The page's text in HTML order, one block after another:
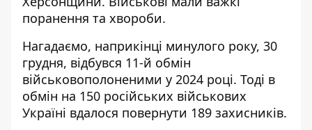
поранення та хвороби.
Нагадаємо, наприкінці минулого року, 30
грудня, відбувся 11-й обмін
військовополоненими у 2024 році. Тоді в
обмін на 150 російських військових
Україні вдалося повернути 189 захисників.